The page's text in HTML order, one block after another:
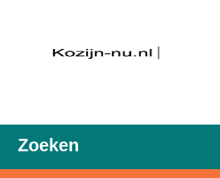
Zoeken